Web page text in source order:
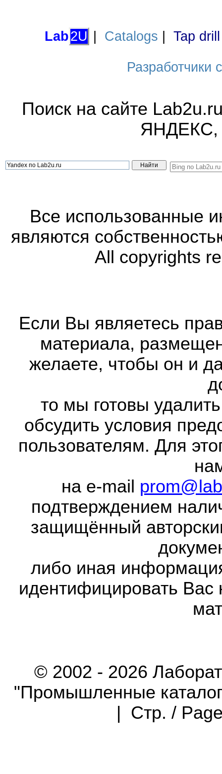
Lab2U Catalogs Tap
Разработчики
Поиск на сайте
ЯНДЕКС,
Все использованные
являются
All copyrights
Если Вы являетесь
материала,
желаете, чтобы он и
то мы готовы
обсудить условия
пользователям. Для
на e-mail
подтверждением
защищённый
либо иная
идентифицировать Вас
© 2002 - 2026
"Промышленные
| Стр. /